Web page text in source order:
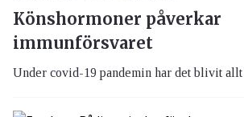
Könshormoner påverkar
immunförsvaret
Under covid-19 pandemin har det blivit allt